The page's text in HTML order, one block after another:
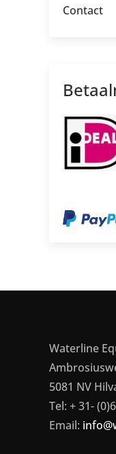
Contact
Waterline
5081 NV
Tel: + 31-
Email: